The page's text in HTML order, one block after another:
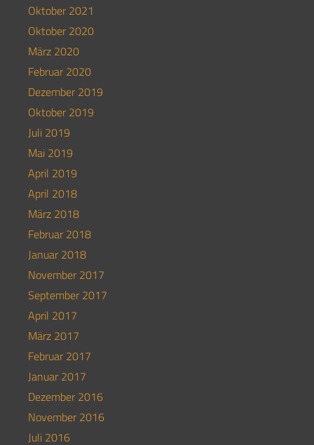
Oktober 2021
Oktober 2020
März 2020
Februar 2020
Dezember 2019
Oktober 2019
Juli 2019
Mai 2019
April 2019
April 2018
März 2018
Februar 2018
Januar 2018
November 2017
September 2017
April 2017
März 2017
Februar 2017
Januar 2017
Dezember 2016
November 2016
Juli 2016